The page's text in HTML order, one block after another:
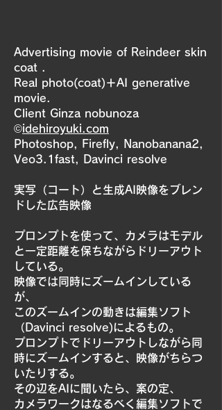
Advertising movie of Reindeer skin
coat .
Real photo(coat)＋AI generative
movie.
Client Ginza nobunoza
©idehiroyuki.com
Photoshop, Firefly, Nanobanana2,
Veo3.1fast, Davinci resolve
実写（コート）と生成AI映像をブレン
ドした広告映像
プロンプトを使って、カメラはモデル
と一定距離を保ちながらドリーアウト
している。
映像では同時にズームインしている
が、
このズームインの動きは編集ソフト
（Davinci resolve)によるもの。
プロンプトでドリーアウトしながら同
時にズームインすると、映像がちらつ
いたりする。
その辺をAIに聞いたら、案の定、
カメラワークはなるべく編集ソフトで